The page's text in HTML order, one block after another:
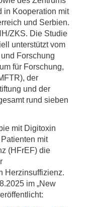
in Kooperation mit
und Serbien.
ZKS. Die Studie
unterstützt vom
Forschung
für Forschung,
der
und der
rund sieben
mit Digitoxin
mit
(HFrEF) die
Herzinsuffizienz.
im „New